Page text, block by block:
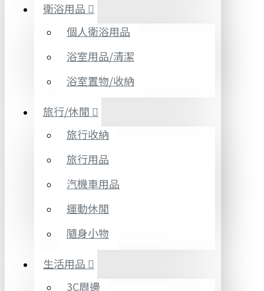
衛浴用品
個人衛浴用品
浴室用品/清潔
浴室置物/收納
旅行/休閒
旅行收納
旅行用品
汽機車用品
運動休閒
隨身小物
生活用品
3C周邊